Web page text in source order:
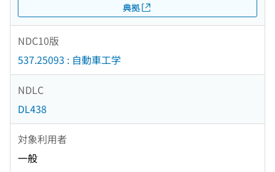
典拠
NDC10版
537.25093 : 自動車工学
NDLC
DL438
対象利用者
一般